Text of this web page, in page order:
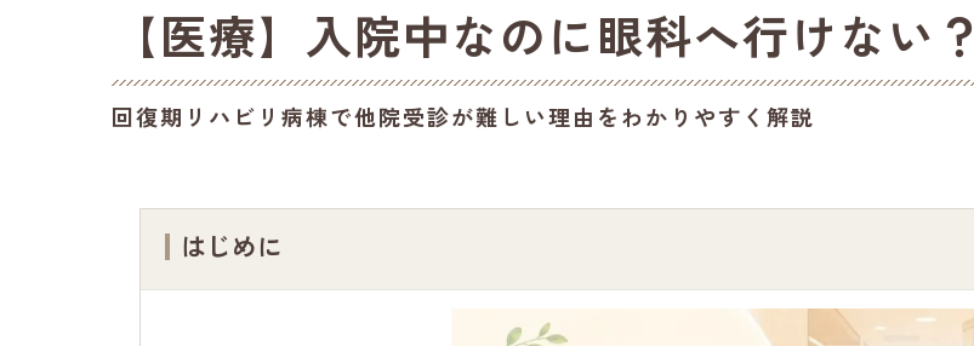
【医療】入院中なのに眼科へ行けない？
回復期リハビリ病棟で他院受診が難しい理由をわかりやすく解説
はじめに